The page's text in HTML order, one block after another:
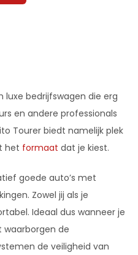
luxe bedrijfswagen die erg
en andere professionals
Tourer biedt namelijk plek
het formaat dat je kiest.
goede auto’s met
Zowel jij als je
Ideaal dus wanneer je
waarborgen de
de veiligheid van